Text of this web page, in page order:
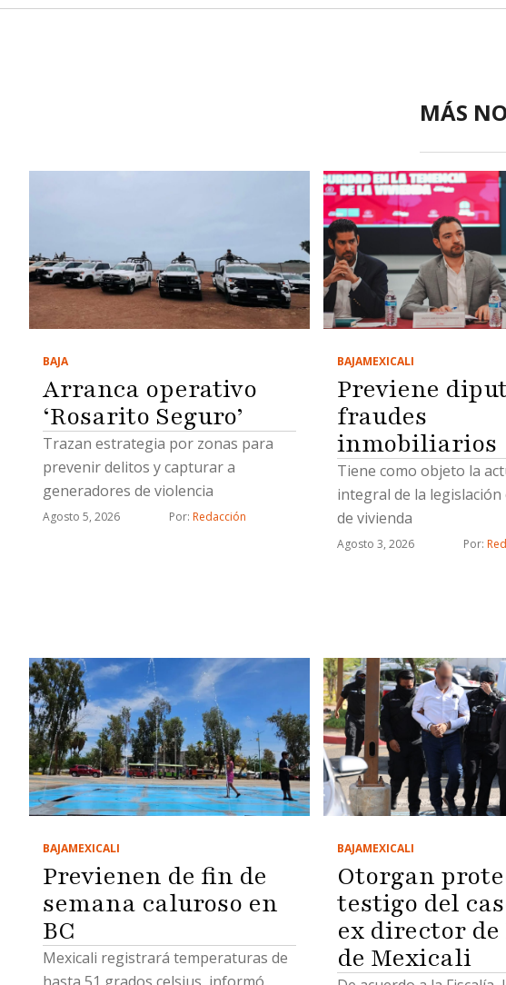
MÁS
BAJA
Arranca operativo
‘Rosarito Seguro’
Trazan estrategia por zonas para
prevenir delitos y capturar a
generadores de violencia
Agosto 5, 2026 Por: Redacción
BAJAMEXICALI
Previene
fraudes
inmobiliarios
Tiene como objeto la
integral de la
de vivienda
Agosto 3, 2026 Por:
BAJAMEXICALI
Previenen de fin de
semana caluroso en
BC
Mexicali registrará temperaturas de
hasta 51 grados celsius, informó
BAJAMEXICALI
Otorgan
testigo del
ex director
de Mexicali